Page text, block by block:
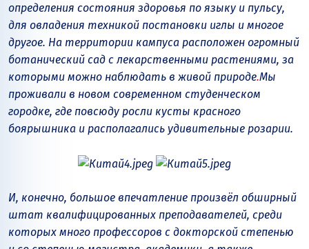
определения состояния здоровья по языку и пульсу,
для овладения техникой постановки иглы и многое
другое. На территории кампуса расположен огромный
ботанический сад с лекарственными растениями, за
которыми можно наблюдать в живой природе.Мы
проживали в новом современном студенческом
городке, где повсюду росли кусты красного
боярышника и располагались удивительные розарии.
И, конечно, большое впечатление произвёл обширный
штат квалифицированных преподавателей, среди
которых много профессоров с докторской степенью